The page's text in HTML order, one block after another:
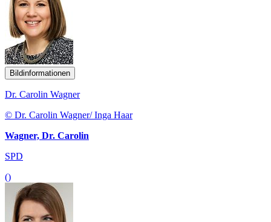
Bildinformationen
Dr. Carolin Wagner
© Dr. Carolin Wagner/ Inga Haar
Wagner, Dr. Carolin
SPD
()